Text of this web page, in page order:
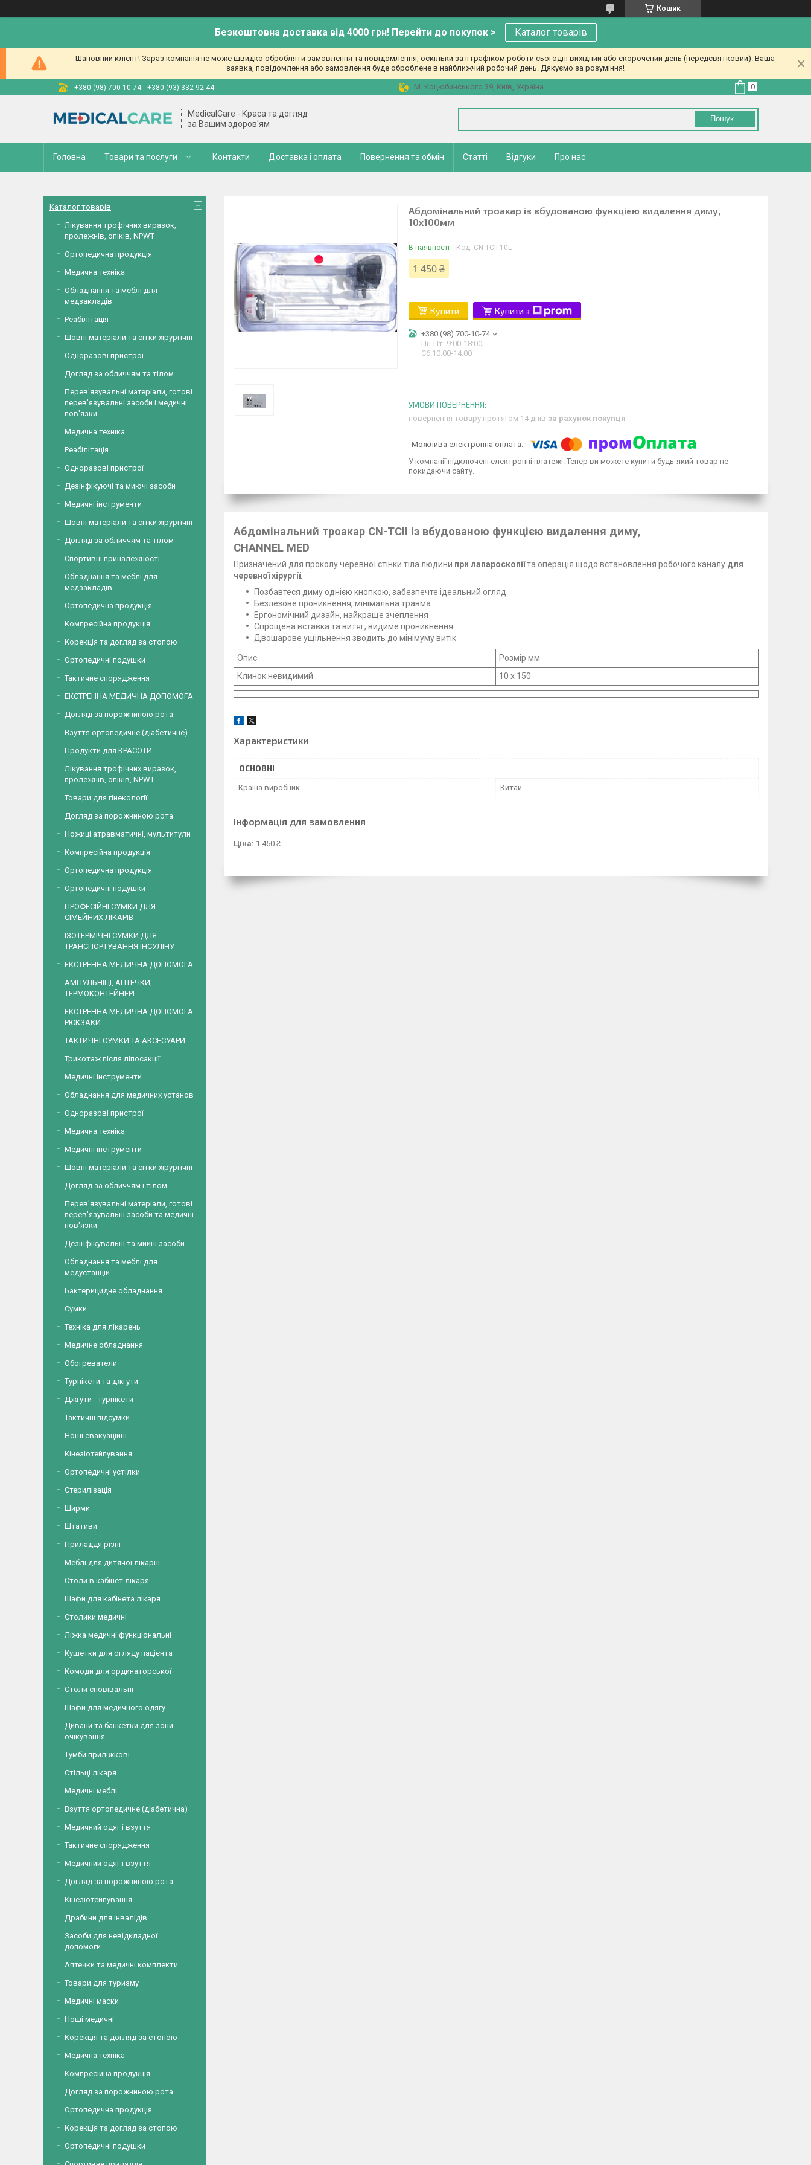
Кошик
Безкоштовна доставка від 4000 грн! Перейти до покупок > Каталог товарів
Шановний клієнт! Зараз компанія не може швидко обробляти замовлення та повідомлення, оскільки за її графіком роботи сьогодні вихідний або скорочений день (передсвятковий). Ваша
заявка, повідомлення або замовлення буде оброблене в найближчий робочий день. Дякуємо за розуміння!
+380 (98) 700-10-74 +380 (93) 332-92-44 М. Коцюбинського 39, Київ, Україна
MedicalCare - Краса та догляд
за Вашим здоров'ям
Пошук...
Головна Товари та послуги Контакти Доставка і оплата Повернення та обмін Статті Відгуки Про нас
Абдомінальний троакар із вбудованою функцією видалення диму,
10х100мм
В наявності Код: CN-TCII-10L
1 450 ₴
Купити Купити з
+380 (98) 700-10-74
Пн-Пт: 9:00-18:00,
Сб:10:00-14:00
повернення товару протягом 14 днів за рахунок покупця
У компанії підключені електронні платежі. Тепер ви можете купити будь-який товар не
покидаючи сайту.
Абдомінальний троакар CN-TCII із вбудованою функцією видалення диму,
CHANNEL MED
Призначений для проколу черевної стінки тіла людини при лапароскопіїта операція щодо встановлення робочого каналу для
черевної хірургії.
Позбавтеся диму однією кнопкою, забезпечте ідеальний огляд
Безлезове проникнення, мінімальна травма
Ергономічний дизайн, найкраще зчеплення
Спрощена вставка та витяг, видиме проникнення
Двошарове ущільнення зводить до мінімуму витік
Опис
Розмір мм
Клинок невидимий
10 х 150
Характеристики
ОСНОВНІ
Країна виробник Китай
Інформація для замовлення
Ціна: 1 450 ₴
Каталог товарів
Лікування трофічних виразок,
пролежнів, опіків, NPWT
Ортопедична продукція
Медична техніка
Обладнання та меблі для
медзакладів
Реабілітація
Шовні матеріали та сітки хірургічні
Одноразові пристрої
Догляд за обличчям та тілом
Перев'язувальні матеріали, готові
перев'язувальні засоби і медичні
пов'язки
Медична техніка
Реабілітація
Одноразові пристрої
Дезінфікуючі та миючі засоби
Медичні інструменти
Шовні матеріали та сітки хірургічні
Догляд за обличчям та тілом
Спортивні приналежності
Обладнання та меблі для
медзакладів
Ортопедична продукція
Компресійна продукція
Корекція та догляд за стопою
Ортопедичні подушки
Тактичне спорядження
ЕКСТРЕННА МЕДИЧНА ДОПОМОГА
Догляд за порожниною рота
Взуття ортопедичне (діабетичне)
Продукти для КРАСОТИ
Лікування трофічних виразок,
пролежнів, опіків, NPWT
Товари для гінекології
Догляд за порожниною рота
Ножиці атравматичні, мультитули
Компресійна продукція
Ортопедична продукція
Ортопедичні подушки
ПРОФЕСІЙНІ СУМКИ ДЛЯ
СІМЕЙНИХ ЛІКАРІВ
ІЗОТЕРМІЧНІ СУМКИ ДЛЯ
ТРАНСПОРТУВАННЯ ІНСУЛІНУ
ЕКСТРЕННА МЕДИЧНА ДОПОМОГА
АМПУЛЬНІЦІ, АПТЕЧКИ,
ТЕРМОКОНТЕЙНЕРІ
ЕКСТРЕННА МЕДИЧНА ДОПОМОГА
РЮКЗАКИ
ТАКТИЧНІ СУМКИ ТА АКСЕСУАРИ
Трикотаж після ліпосакції
Медичні інструменти
Обладнання для медичних установ
Одноразові пристрої
Медична техніка
Медичні інструменти
Шовні матеріали та сітки хірургічні
Догляд за обличчям і тілом
Перев'язувальні матеріали, готові
перев'язувальні засоби та медичні
пов'язки
Дезінфікувальні та мийні засоби
Обладнання та меблі для
медустанцій
Бактерицидне обладнання
Сумки
Техніка для лікарень
Медичне обладнання
Обогреватели
Турнікети та джгути
Джгути - турнікети
Тактичні підсумки
Ноші евакуаційні
Кінезіотейпування
Ортопедичні устілки
Стерилізація
Ширми
Штативи
Приладдя різні
Меблі для дитячої лікарні
Столи в кабінет лікаря
Шафи для кабінета лікаря
Столики медичні
Ліжка медичні функціональні
Кушетки для огляду пацієнта
Комоди для ординаторської
Столи сповівальні
Шафи для медичного одягу
Дивани та банкетки для зони
очікування
Тумби приліжкові
Стільці лікаря
Медичні меблі
Взуття ортопедичне (діабетична)
Медичний одяг і взуття
Тактичне спорядження
Медичний одяг і взуття
Догляд за порожниною рота
Кінезіотейпування
Драбини для інвалідів
Засоби для невідкладної
допомоги
Аптечки та медичні комплекти
Товари для туризму
Медичні маски
Ноші медичні
Корекція та догляд за стопою
Медична техніка
Компресійна продукція
Догляд за порожниною рота
Ортопедична продукція
Корекція та догляд за стопою
Ортопедичні подушки